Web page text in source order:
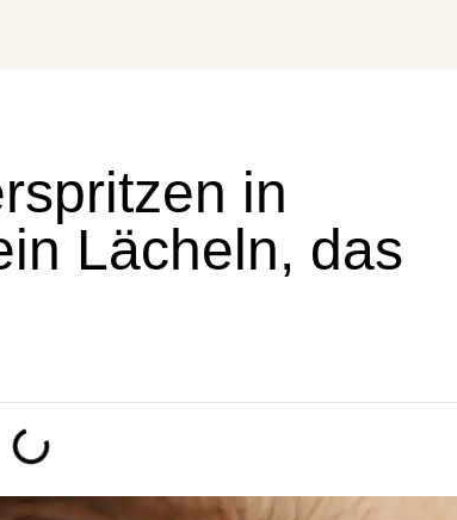
in
Lächeln, das